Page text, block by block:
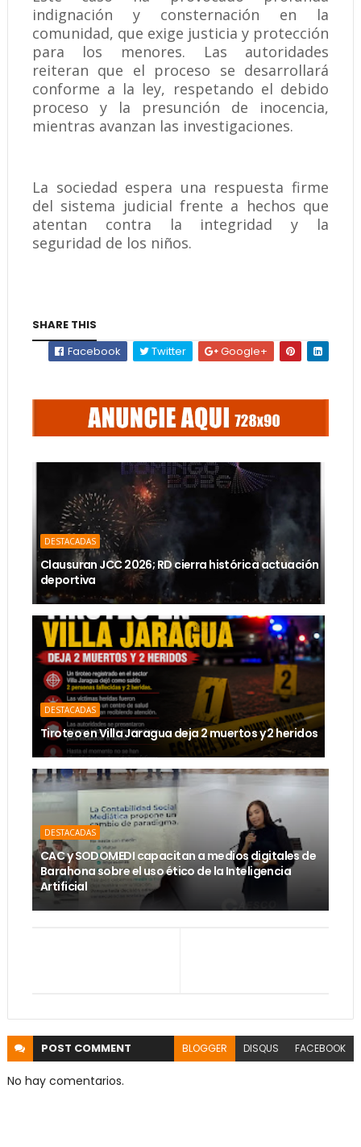
indignación y consternación en la
comunidad, que exige justicia y protección
para los menores. Las autoridades
reiteran que el proceso se desarrollará
conforme a la ley, respetando el debido
proceso y la presunción de inocencia,
mientras avanzan las investigaciones.
La sociedad espera una respuesta firme
del sistema judicial frente a hechos que
atentan contra la integridad y la
seguridad de los niños.
SHARE THIS
Facebook
Twitter Google+
DESTACADAS
Clausuran JCC 2026; RD cierra histórica actuación
deportiva
DESTACADAS
Tiroteo en Villa Jaragua deja 2 muertos y 2 heridos
DESTACADAS
CAC y SODOMEDI capacitan a medios digitales de
Barahona sobre el uso ético de la Inteligencia
Artificial
POST COMMENT BLOGGER DISQUS FACEBOOK
No hay comentarios.